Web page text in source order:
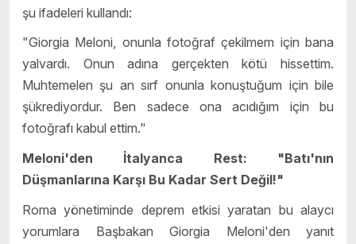
şu ifadeleri kullandı:
"Giorgia Meloni, onunla fotoğraf çekilmem için bana
yalvardı. Onun adına gerçekten kötü hissettim.
Muhtemelen şu an sırf onunla konuştuğum için bile
şükrediyordur. Ben sadece ona acıdığım için bu
fotoğrafı kabul ettim."
Meloni'den İtalyanca Rest: "Batı'nın
Düşmanlarına Karşı Bu Kadar Sert Değil!"
Roma yönetiminde deprem etkisi yaratan bu alaycı
yorumlara Başbakan Giorgia Meloni'den yanıt